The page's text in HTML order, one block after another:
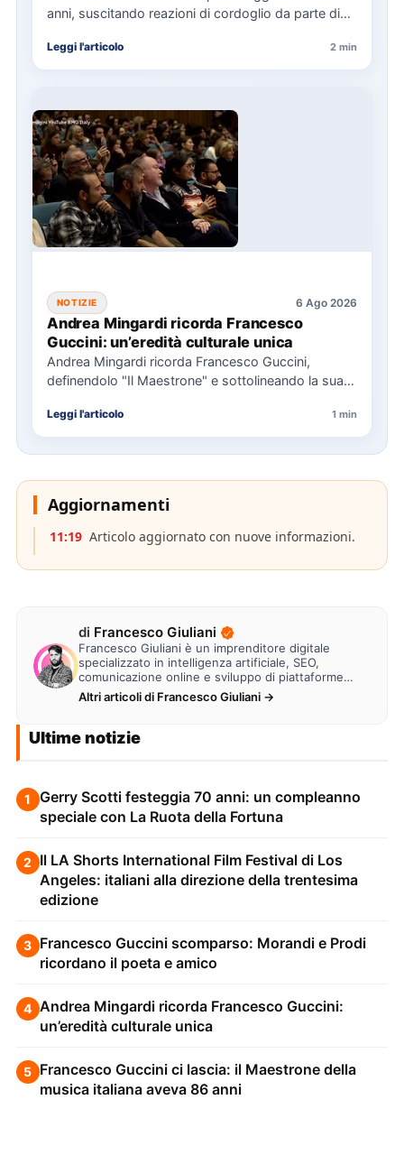
anni, suscitando reazioni di cordoglio da parte di
Leggi l'articolo 2 min
NOTIZIE 6 Ago 2026
Andrea Mingardi ricorda Francesco
Guccini: un’eredità culturale unica
Andrea Mingardi ricorda Francesco Guccini,
definendolo "Il Maestrone" e sottolineando la sua
Leggi l'articolo 1 min
Aggiornamenti
11:19 Articolo aggiornato con nuove informazioni.
di Francesco Giuliani
Francesco Giuliani è un imprenditore digitale
specializzato in intelligenza artificiale, SEO,
comunicazione online e sviluppo di piattaforme
web. Lavora alla creazione di…
Altri articoli di Francesco Giuliani →
Ultime notizie
1
Gerry Scotti festeggia 70 anni: un compleanno
speciale con La Ruota della Fortuna
2 Il LA Shorts International Film Festival di Los
Angeles: italiani alla direzione della trentesima
edizione
3 Francesco Guccini scomparso: Morandi e Prodi
ricordano il poeta e amico
4 Andrea Mingardi ricorda Francesco Guccini:
un’eredità culturale unica
5 Francesco Guccini ci lascia: il Maestrone della
musica italiana aveva 86 anni